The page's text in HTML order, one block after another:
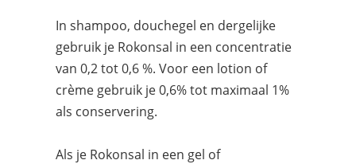
In shampoo, douchegel en dergelijke
gebruik je Rokonsal in een concentratie
van 0,2 tot 0,6 %. Voor een lotion of
crème gebruik je 0,6% tot maximaal 1%
als conservering.
Als je Rokonsal in een gel of